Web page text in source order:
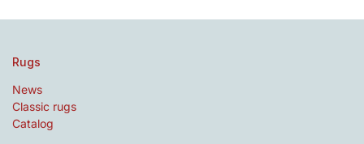
Rugs
News
Classic rugs
Catalog